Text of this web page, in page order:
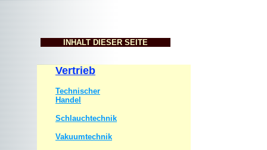
INHALT DIESER SEITE
Vertrieb
Technischer
Handel
Schlauchtechnik
Vakuumtechnik